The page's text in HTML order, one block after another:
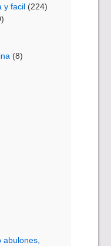
y facil (224)
(8)
abulones,